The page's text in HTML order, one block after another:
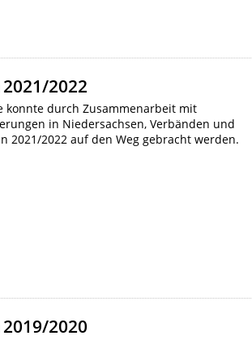
2022
konnte durch Zusammenarbeit mit
in Niedersachsen, Verbänden und
2021/2022 auf den Weg gebracht werden.
2020